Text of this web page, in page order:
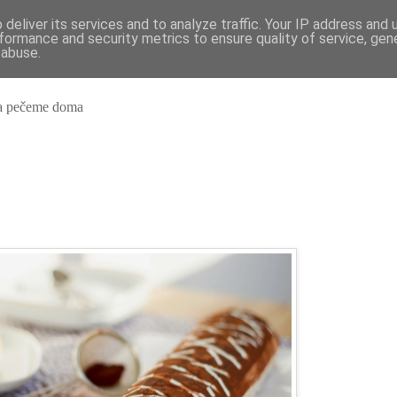
doma
its services and to analyze traffic. Your IP address and
and security metrics to ensure quality of service,